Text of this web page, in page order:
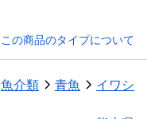
この商品のタイプについて
魚介類 青魚 イワシ